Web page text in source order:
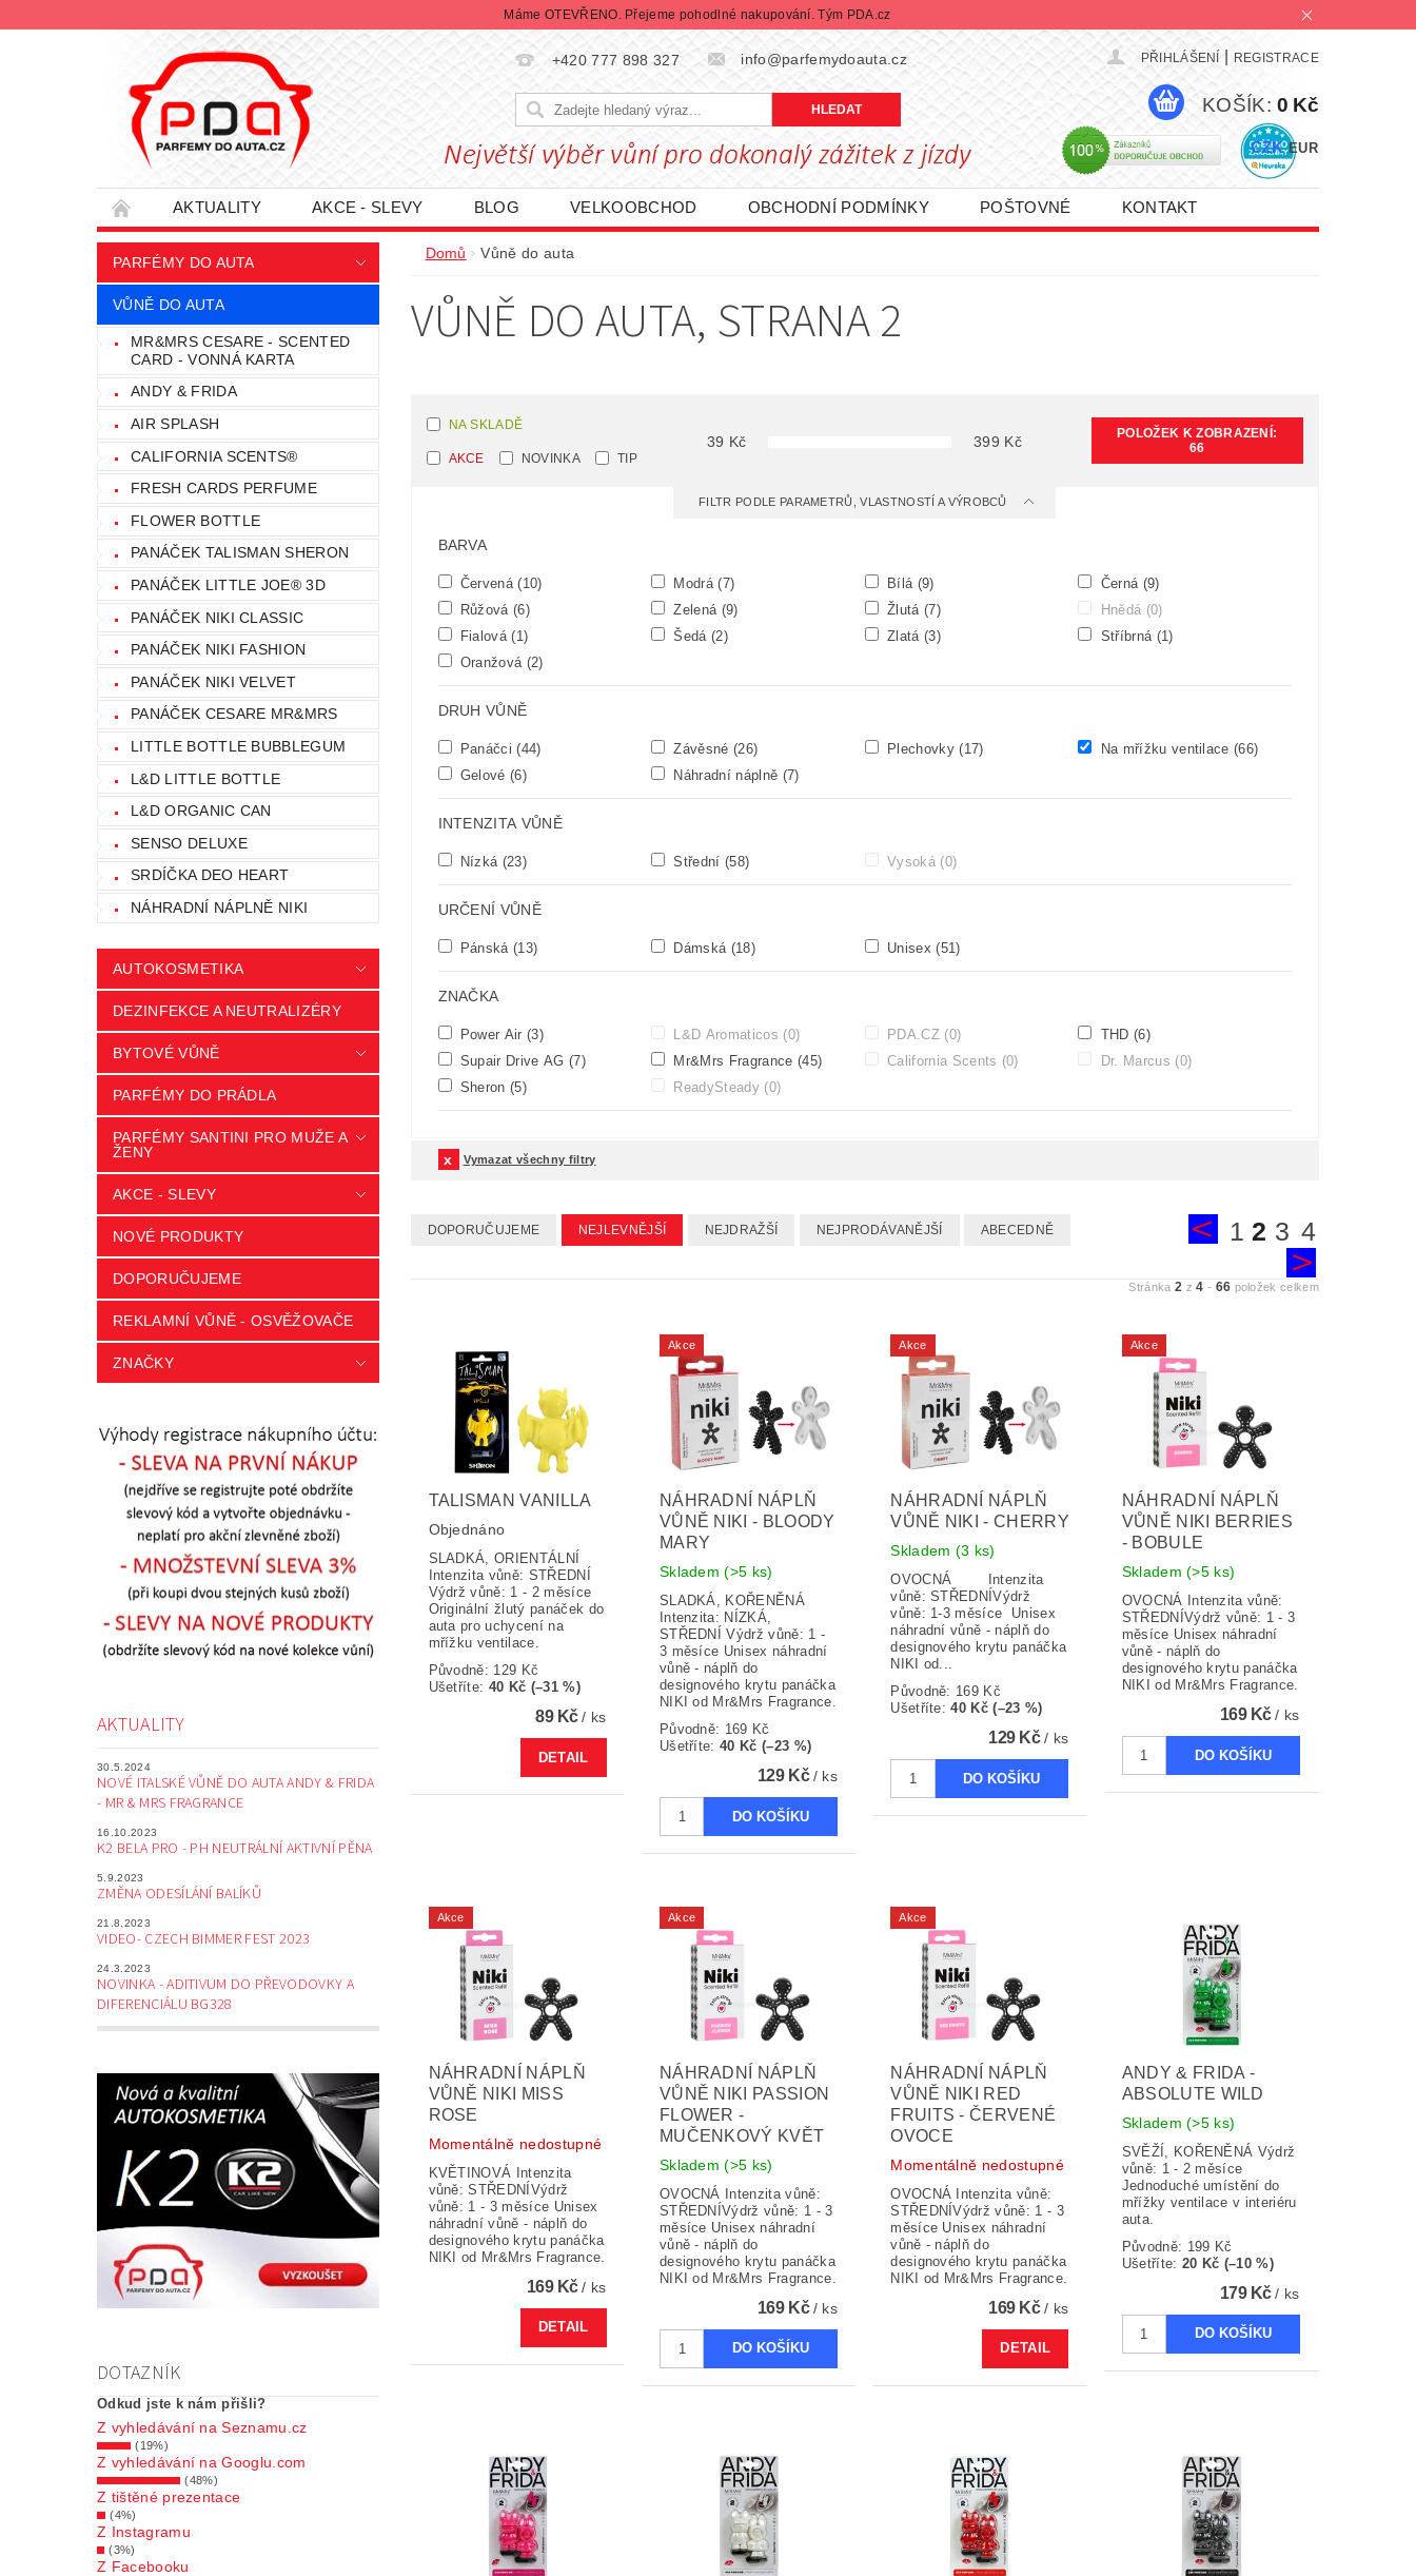
Máme OTEVŘENO. Přejeme pohodlné nakupování. Tým PDA.cz
+420 777 898 327 info@parfemydoauta.cz PŘIHLÁŠENÍ REGISTRACE
CZK EUR
KOŠÍK: 0 Kč
AKTUALITY AKCE - SLEVY BLOG VELKOOBCHOD OBCHODNÍ PODMÍNKY POŠTOVNÉ KONTAKT
HODNOCENÍ OBCHODU PODMÍNKY OCHRANY OSOBNÍCH ÚDAJŮ
INFORMACE - SLEVOVÉ KUPÓNY
PARFÉMY DO AUTA
VŮNĚ DO AUTA
MR&MRS CESARE - SCENTED
CARD - VONNÁ KARTA
ANDY & FRIDA
AIR SPLASH
CALIFORNIA SCENTS®
FRESH CARDS PERFUME
FLOWER BOTTLE
PANÁČEK TALISMAN SHERON
PANÁČEK LITTLE JOE® 3D
PANÁČEK NIKI CLASSIC
PANÁČEK NIKI FASHION
PANÁČEK NIKI VELVET
PANÁČEK CESARE MR&MRS
LITTLE BOTTLE BUBBLEGUM
L&D LITTLE BOTTLE
L&D ORGANIC CAN
SENSO DELUXE
SRDÍČKA DEO HEART
NÁHRADNÍ NÁPLNĚ NIKI
AUTOKOSMETIKA
DEZINFEKCE A NEUTRALIZÉRY
BYTOVÉ VŮNĚ
PARFÉMY DO PRÁDLA
PARFÉMY SANTINI PRO MUŽE A
ŽENY
AKCE - SLEVY
NOVÉ PRODUKTY
DOPORUČUJEME
REKLAMNÍ VŮNĚ - OSVĚŽOVAČE
ZNAČKY
AKTUALITY
30.5.2024
NOVÉ ITALSKÉ VŮNĚ DO AUTA ANDY & FRIDA
- MR & MRS FRAGRANCE
16.10.2023
K2 BELA PRO - PH NEUTRÁLNÍ AKTIVNÍ PĚNA
5.9.2023
ZMĚNA ODESÍLÁNÍ BALÍKŮ
21.8.2023
VIDEO- CZECH BIMMER FEST 2023
24.3.2023
NOVINKA - ADITIVUM DO PŘEVODOVKY A
DIFERENCIÁLU BG328
DOTAZNÍK
Odkud jste k nám přišli?
Z vyhledávání na Seznamu.cz
(19%)
Z vyhledávání na Googlu.com
(48%)
Z tištěné prezentace
(4%)
Z Instagramu
(3%)
Z Facebooku
Domů Vůně do auta
VŮNĚ DO AUTA, STRANA 2
NA SKLADĚ
AKCE NOVINKA TIP
39 Kč 399 Kč
POLOŽEK K ZOBRAZENÍ:
66
FILTR PODLE PARAMETRŮ, VLASTNOSTÍ A VÝROBCŮ
BARVA
Červená(10) Modrá(7) Bílá (9) Černá (9)
Růžová(6) Zelená (9) Žlutá (7) Hnědá (0)
Fialová(1) Šedá(2) Zlatá (3) Stříbrná (1)
Oranžová (2)
DRUH VŮNĚ
Panáčci(44) Závěsné (26) Plechovky(17) Na mřížku ventilace(66)
Gelové(6) Náhradní náplně (7)
INTENZITA VŮNĚ
Nízká (23) Střední (58) Vysoká (0)
URČENÍ VŮNĚ
Pánská(13) Dámská (18) Unisex(51)
ZNAČKA
Power Air(3) L&D Aromaticos (0) PDA.CZ (0) THD (6)
Supair Drive AG (7) Mr&Mrs Fragrance (45) California Scents (0) Dr. Marcus (0)
Sheron(5) ReadySteady (0)
Vymazat všechny filtry
DOPORUČUJEME NEJLEVNĚJŠÍ NEJDRAŽŠÍ NEJPRODÁVANĚJŠÍ ABECEDNĚ 1 2 3 4
Stránka 2 z4 - 66 položek celkem
TALISMAN VANILLA
Objednáno
SLADKÁ, ORIENTÁLNÍ
Intenzita vůně: STŘEDNÍ
Výdrž vůně: 1 - 2 měsíce
Originální žlutý panáček do
auta pro uchycení na
mřížku ventilace.
Původně: 129 Kč
Ušetříte: 40 Kč (–31 %)
89 Kč/ ks
DETAIL
Akce
NÁHRADNÍ NÁPLŇ
VŮNĚ NIKI - BLOODY
MARY
Skladem(>5 ks)
SLADKÁ, KOŘENĚNÁ
Intenzita: NÍZKÁ,
STŘEDNÍ Výdrž vůně: 1 -
3 měsíce Unisex náhradní
vůně - náplň do
designového krytu panáčka
NIKI od Mr&Mrs Fragrance.
Původně: 169 Kč
Ušetříte:40 Kč (–23 %)
129 Kč/ ks
Akce
NÁHRADNÍ NÁPLŇ
VŮNĚ NIKI - CHERRY
Skladem (3 ks)
OVOCNÁ Intenzita
vůně: STŘEDNÍVýdrž
vůně: 1-3 měsíce Unisex
náhradní vůně - náplň do
designového krytu panáčka
NIKI od...
Původně: 169 Kč
Ušetříte:40 Kč (–23 %)
129 Kč/ ks
Akce
NÁHRADNÍ NÁPLŇ
VŮNĚ NIKI BERRIES
- BOBULE
Skladem(>5 ks)
OVOCNÁ Intenzita vůně:
STŘEDNÍVýdrž vůně: 1 - 3
měsíce Unisex náhradní
vůně - náplň do
designového krytu panáčka
NIKI od Mr&Mrs Fragrance.
169 Kč/ ks
Akce
NÁHRADNÍ NÁPLŇ
VŮNĚ NIKI MISS
ROSE
Momentálně nedostupné
KVĚTINOVÁ Intenzita
vůně: STŘEDNÍVýdrž
vůně: 1 - 3 měsíce Unisex
náhradní vůně - náplň do
designového krytu panáčka
NIKI od Mr&Mrs Fragrance.
169 Kč/ ks
DETAIL
Akce
NÁHRADNÍ NÁPLŇ
VŮNĚ NIKI PASSION
FLOWER -
MUČENKOVÝ KVĚT
Skladem(>5 ks)
OVOCNÁ Intenzita vůně:
STŘEDNÍVýdrž vůně: 1 - 3
měsíce Unisex náhradní
vůně - náplň do
designového krytu panáčka
NIKI od Mr&Mrs Fragrance.
169 Kč/ ks
Akce
NÁHRADNÍ NÁPLŇ
VŮNĚ NIKI RED
FRUITS - ČERVENÉ
OVOCE
Momentálně nedostupné
OVOCNÁ Intenzita vůně:
STŘEDNÍVýdrž vůně: 1 - 3
měsíce Unisex náhradní
vůně - náplň do
designového krytu panáčka
NIKI od Mr&Mrs Fragrance.
169 Kč/ ks
DETAIL
ANDY & FRIDA -
ABSOLUTE WILD
Skladem(>5 ks)
SVĚŽÍ, KOŘENĚNÁ Výdrž
vůně: 1 - 2 měsíce
Jednoduché umístění do
mřížky ventilace v interiéru
auta.
Původně: 199 Kč
Ušetříte: 20 Kč (–10 %)
179 Kč/ ks